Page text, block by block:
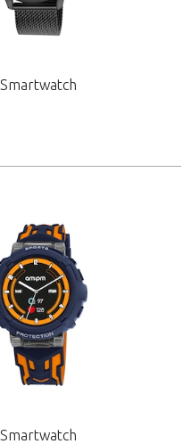
Smartwatch
Smartwatch